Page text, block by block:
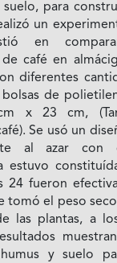
para
un
en
café en
diferentes
de
x 23 cm,
Se usó un
al azar con
estuvo
24 fueron
tomó el peso
las plantas, a
y suelo